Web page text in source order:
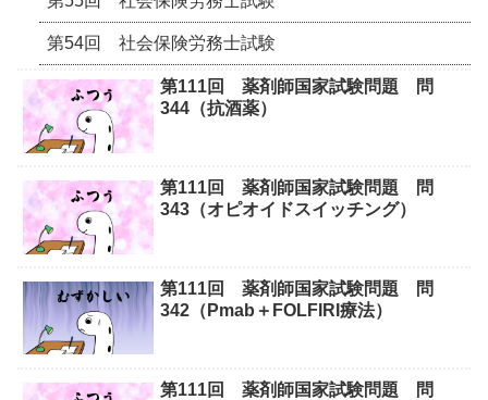
第54回 社会保険労務士試験
第111回 薬剤師国家試験問題 問
344（抗酒薬）
第111回 薬剤師国家試験問題 問
343（オピオイドスイッチング）
第111回 薬剤師国家試験問題 問
342（Pmab＋FOLFIRI療法）
第111回 薬剤師国家試験問題 問